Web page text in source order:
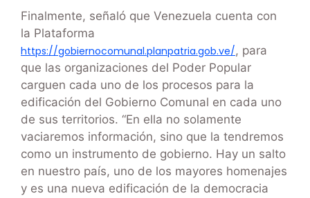
Finalmente, señaló que Venezuela cuenta con
la Plataforma
https://gobiernocomunal.planpatria.gob.ve/, para
que las organizaciones del Poder Popular
carguen cada uno de los procesos para la
edificación del Gobierno Comunal en cada uno
de sus territorios. “En ella no solamente
vaciaremos información, sino que la tendremos
como un instrumento de gobierno. Hay un salto
en nuestro país, uno de los mayores homenajes
y es una nueva edificación de la democracia